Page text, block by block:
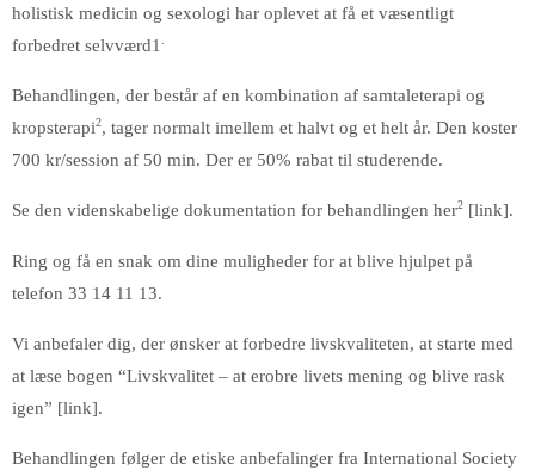
holistisk medicin og sexologi har oplevet at få et væsentligt
forbedret selvværd1
Behandlingen, der består af en kombination af samtaleterapi og
kropsterapi2, tager normalt imellem et halvt og et helt år. Den koster
700 kr/session af 50 min. Der er 50% rabat til studerende.
Se den videnskabelige dokumentation for behandlingen her2 [link].
Ring og få en snak om dine muligheder for at blive hjulpet på
telefon 33 14 11 13.
Vi anbefaler dig, der ønsker at forbedre livskvaliteten, at starte med
at læse bogen “Livskvalitet – at erobre livets mening og blive rask
igen” [link].
Behandlingen følger de etiske anbefalinger fra International Society